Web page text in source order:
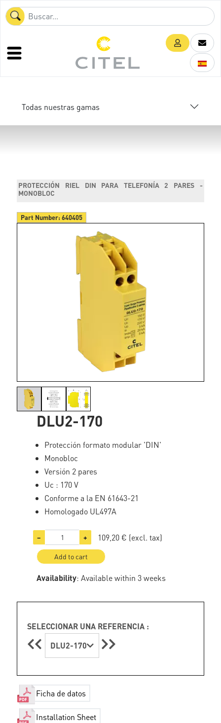
Todas nuestras gamas
PROTECCIÓN RIEL DIN PARA TELEFONÍA 2 PARES -
MONOBLOC
Part Number:640405
DLU2-170
Protección formato modular 'DIN'
Monobloc
Versión 2 pares
Uc : 170 V
Conforme a la EN 61643-21
Homologado UL497A
− + 109,20 € (excl. tax)
Add to cart
Availability: Available within 3 weeks
SELECCIONAR UNA REFERENCIA :
DLU2-170
Ficha de datos
Installation Sheet